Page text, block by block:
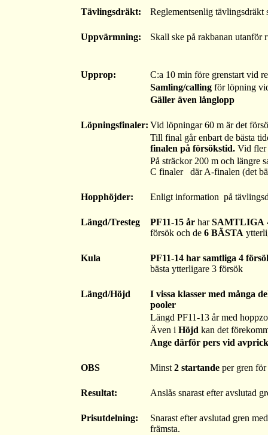
Tävlingsdräkt: Reglementsenlig tävlingsdräkt
Uppvärmning: Skall ske på rakbanan utanför
Upprop:
C:a 10 min före grenstart vid
Samling/calling för löpning
Gäller även långlopp
Löpningsfinaler: Vid löpningar 60 m är det
Till final går enbart de bästa
finalen på försökstid. Vid
På sträckor 200 m och längre
C finaler där A-finalen (det
Hopphöjder: Enligt information på
Längd/Tresteg PF11-15 år harSAMTLIGA
försök och de 6 BÄSTA
Kula
PF11-14 har samtliga 4
bästa ytterligare 3 försök
Längd/Höjd
I vissa klasser med många
pooler
Längd PF11-13 år med
Även i Höjd kan det
Ange därför pers vid
OBS Minst 2 startande per gren
Resultat: Anslås snarast efter avslutad
Prisutdelning:
Snarast efter avslutad gren
främsta.